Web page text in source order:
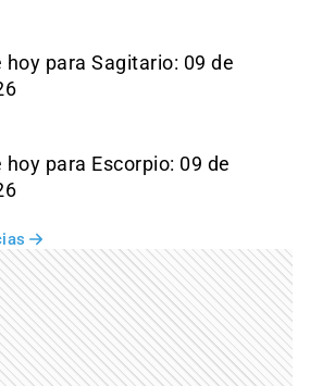
hoy para Sagitario: 09 de
para Escorpio: 09 de